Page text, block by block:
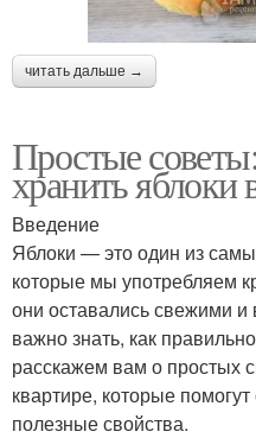
читать дальше →
Простые
хранить яблоки
Введение
Яблоки — это один из
которые мы употребляем
они оставались свежими
важно знать, как
расскажем вам о простых
квартире, которые
полезные свойства.